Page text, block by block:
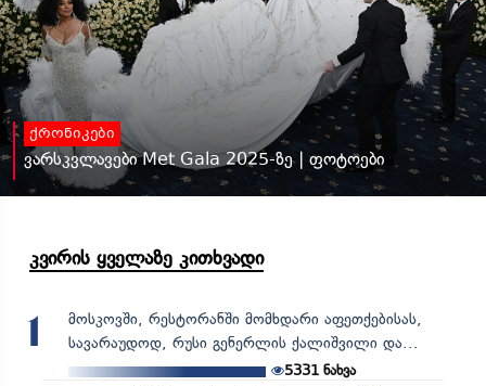
ქრონიკები
ვარსკვლავები Met Gala 2025-ზე | ფოტოები
კვირის ყველაზე კითხვადი
1
მოსკოვში, რესტორანში მომხდარი აფეთქებისას,
სავარაუდოდ, რუსი გენერლის ქალიშვილი და...
5331 ნახვა